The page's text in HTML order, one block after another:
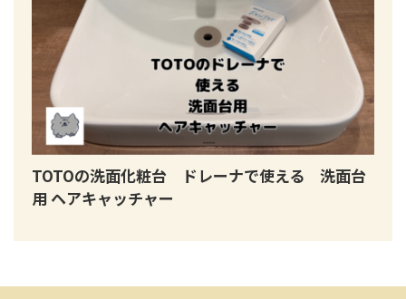
TOTOの洗面化粧台 ドレーナで使える 洗面台
用 ヘアキャッチャー